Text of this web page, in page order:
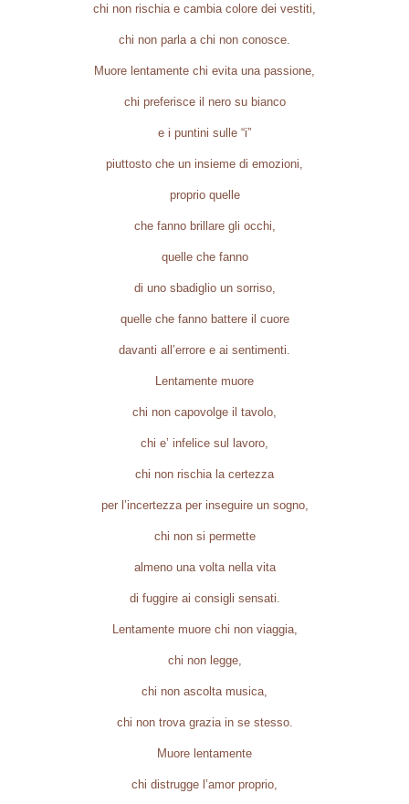
chi non rischia e cambia colore dei vestiti,
chi non parla a chi non conosce.
Muore lentamente chi evita una passione,
chi preferisce il nero su bianco
e i puntini sulle “i”
piuttosto che un insieme di emozioni,
proprio quelle
che fanno brillare gli occhi,
quelle che fanno
di uno sbadiglio un sorriso,
quelle che fanno battere il cuore
davanti all’errore e ai sentimenti.
Lentamente muore
chi non capovolge il tavolo,
chi e’ infelice sul lavoro,
chi non rischia la certezza
per l’incertezza per inseguire un sogno,
chi non si permette
almeno una volta nella vita
di fuggire ai consigli sensati.
Lentamente muore chi non viaggia,
chi non legge,
chi non ascolta musica,
chi non trova grazia in se stesso.
Muore lentamente
chi distrugge l’amor proprio,